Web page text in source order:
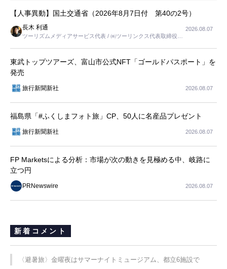
【人事異動】国土交通省（2026年8月7日付 第40の2号）
長木 利通
ツーリズムメディアサービス代表 / ㈱ツーリンクス代表取締役社
2026.08.07
東武トップツアーズ、富山市公式NFT「ゴールドパスポート」を
発売
旅行新聞新社 2026.08.07
福島県「#ふくしまフォト旅」CP、50人に名産品プレゼント
旅行新聞新社 2026.08.07
FP Marketsによる分析：市場が次の動きを見極める中、岐路に
立つ円
PRNewswire 2026.08.07
新着コメント
〈避暑旅〉金曜夜はサマーナイトミュージアム、都立6施設で